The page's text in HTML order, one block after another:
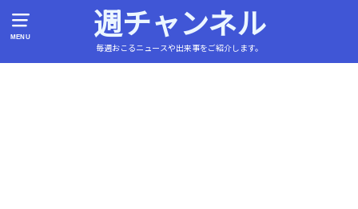
MENU 週チャンネル
毎週おこるニュースや出来事をご紹介します。